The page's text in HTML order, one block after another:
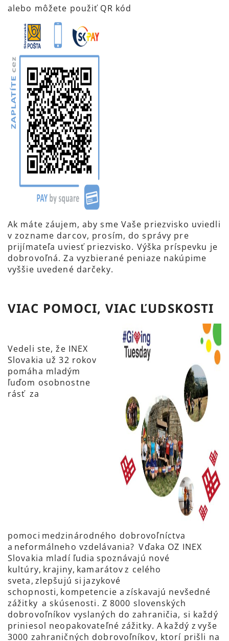
alebo môžete použiť QR kód
Ak máte záujem, aby sme Vaše priezvisko uviedli
v zozname darcov, prosím, do správy pre
prijímateľa uviesť priezvisko. Výška príspevku je
dobrovoľná. Za vyzbierané peniaze nakúpime
vyššie uvedené darčeky.
VIAC POMOCI, VIAC ĽUDSKOSTI
Vedeli ste, že INEX
Slovakia už 32 rokov
pomáha mladým
ľuďom osobnostne
rásť za
pomoci medzinárodného dobrovoľníctva
a neformálneho vzdelávania? Vďaka OZ INEX
Slovakia mladí ľudia spoznávajú nové
kultúry, krajiny, kamarátov z celého
sveta, zlepšujú si jazykové
schopnosti, kompetencie a získavajú nevšedné
zážitky a skúsenosti. Z 8000 slovenských
dobrovoľníkov vyslaných do zahraničia, si každý
priniesol neopakovateľné zážitky. A každý z vyše
3000 zahraničných dobrovoľníkov, ktorí prišli na